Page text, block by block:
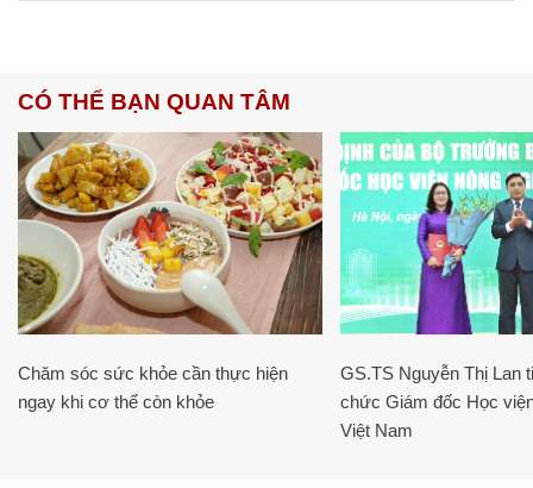
CÓ THỂ BẠN QUAN TÂM
Chăm sóc sức khỏe cần thực hiện
ngay khi cơ thể còn khỏe
GS.TS Nguyễn Thị Lan
chức Giám đốc Học
Việt Nam